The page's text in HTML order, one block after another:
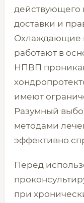
действующего
доставки и
Охлаждающие
работают в
НПВП
имеют
Разумный
методами
эффективно
Перед
при